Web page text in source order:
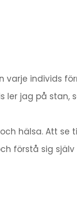
varje individs
ler jag på stan,
hälsa. Att se
förstå sig själv